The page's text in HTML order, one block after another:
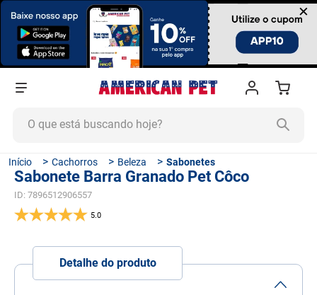
×
Cachorros Beleza Sabonetes
Sabonete Barra Granado Pet Côco
ID: 7896512906557
5.0
Detalhe do produto
TERMOS MAIS BUSCADOS
1º
ração cachorro
areia
5º
ração